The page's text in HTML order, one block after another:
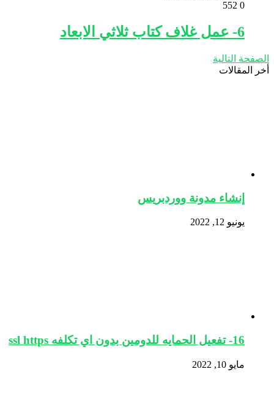
0
6- عمل غلاف كتاب ثلاثي الابعاد
الصفحة التالية
أخر المقالات
إنشاء مدونة ووردبريس
يونيو 12, 2022
16- تفعيل الحمايه للدومين بدون اي تكلفه ssl https
مايو 10, 2022